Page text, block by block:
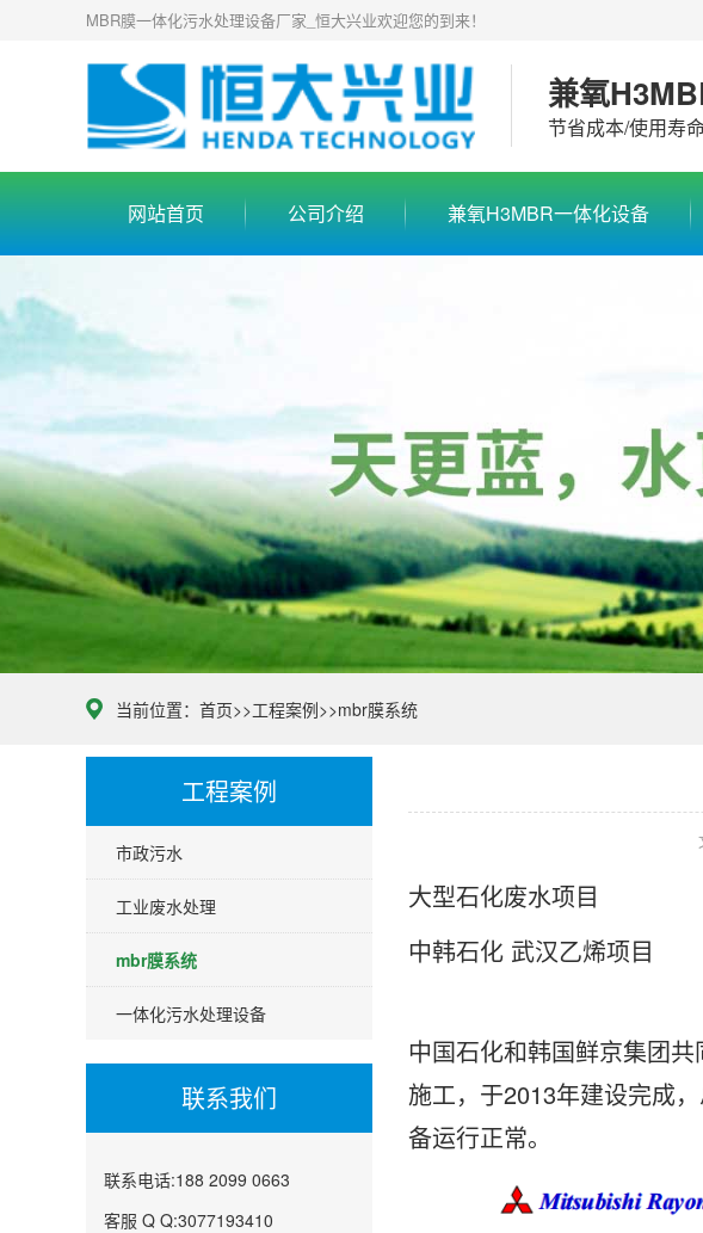
MBR膜一体化污水处理设备厂家_恒大兴业欢迎您的到来！
兼氧
节省成本/使用寿
网站首页 公司介绍 兼氧H3MBR一体化设备
当前位置： 首页>>工程案例>>mbr膜系统
工程案例
市政污水
工业废水处理
mbr膜系统
一体化污水处理设备
联系我们
联系电话:188 2099 0663
客服 Q Q:3077193410
大型石化废水项目
中韩石化 武汉乙烯项目
中国石化和韩国鲜京集团
施工，于2013年建设完成
备运行正常。